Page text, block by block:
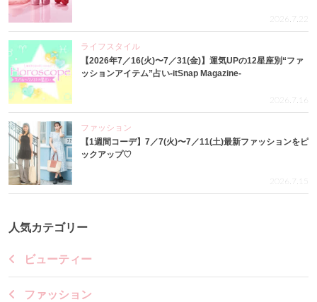
2026.7.22
ライフスタイル
【2026年7／16(火)〜7／31(金)】運気UPの12星座別“ファ
ッションアイテム”占い-itSnap Magazine-
2026.7.16
ファッション
【1週間コーデ】7／7(火)〜7／11(土)最新ファッションをピ
ックアップ♡
2026.7.15
人気カテゴリー
ビューティー
ファッション